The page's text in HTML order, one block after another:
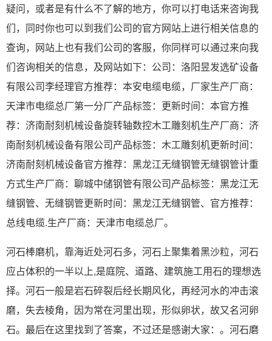
疑问，或者是有什么不了解的地方，你可以打电话来咨询我
们，同时你也可以到我们公司的官方网站上进行相关信息的
查询，网站上也有我们公司的客服，你同样可以通过来向我
们咨询相关的信息，及网站如下：公司：洛阳昱发选矿设备
有限公司李经理官方推荐：本安电缆电缆，厂家生产厂商：
天津市电缆总厂第一分厂产品标签：更新时间：本官方推
荐：济南耐刻机械设备旋转轴数控木工雕刻机生产厂商：济
南耐刻机械设备有限公司产品标签：木工雕刻机更新时间：
济南耐刻机械设备官方推荐：黑龙江无缝钢管无缝钢管计重
方式生产厂商：聊城中储钢管有限公司产品标签：黑龙江无
缝钢管、无缝钢管更新时间：黑龙江无缝钢管、官方推荐：
总线电缆.生产厂商：天津市电缆总厂。
河石棒磨机，靠海近处河石多，河石上聚集着黑沙粒，河石
应占体积的一半以上,是庭院、道路、建筑施工用石的理想选
择。河石一般是岩石碎裂后经长期风化，再经河水的冲击滚
磨，失去棱角，因为常在河里出现，形似卵状，故又名河卵
石。最后在这里找到了答案，不过还是感谢大家：。河石磨